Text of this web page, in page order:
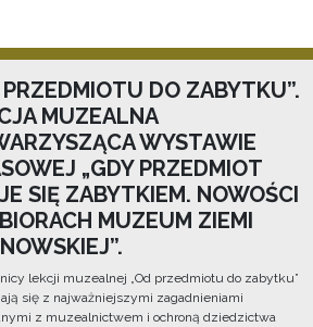
PRZEDMIOTU DO ZABYTKU”.
MUZEALNA
WYSTAWIE
„GDY PRZEDMIOT
SIĘ ZABYTKIEM. NOWOŚCI
MUZEUM ZIEMI
lekcji muzealnej „Od przedmiotu do zabytku”
się z najważniejszymi zagadnieniami
z muzealnictwem i ochroną dziedzictwa